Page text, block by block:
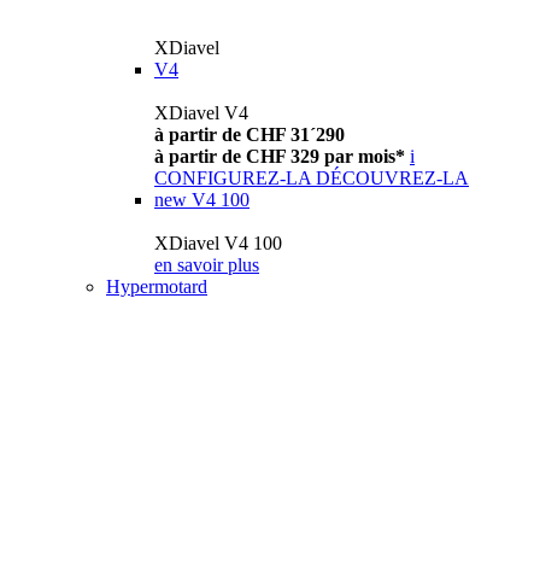
XDiavel
V4
XDiavel V4
à partir de CHF 31´290
à partir de CHF 329 par mois* i
CONFIGUREZ-LA DÉCOUVREZ-LA
new V4 100
XDiavel V4 100
en savoir plus
Hypermotard